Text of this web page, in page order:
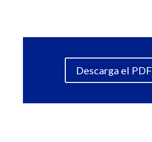
Descarga el PDF